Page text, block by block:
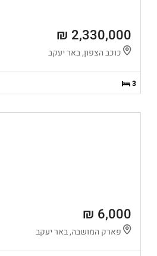
2,330,000 ₪
כוכב הצפון, באר יעקב
3
6,000 ₪
פארק המושבה, באר יעקב